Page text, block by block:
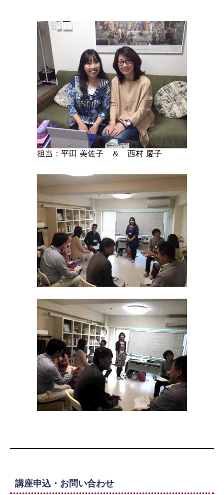
担当：平田 美佐子 ＆ 西村 慶子
講座申込・お問い合わせ